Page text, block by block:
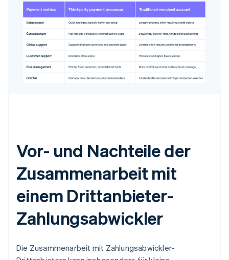
Vor- und Nachteile der
Zusammenarbeit mit
einem Drittanbieter-
Zahlungsabwickler
Die Zusammenarbeit mit Zahlungsabwickler-